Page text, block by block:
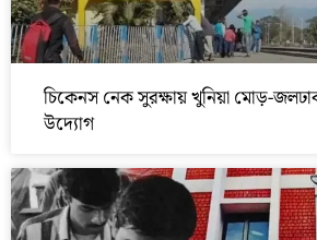
চিকেনস নেক সুরক্ষায় খুনিয়া মোড়-
উদ্যোগ